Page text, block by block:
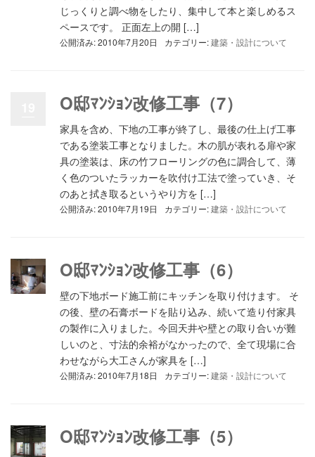
じっくりと調べ物をしたり、集中して本と楽しめるス
ペースです。 正面左上の開 […]
公開済み: 2010年7月20日 カテゴリー:建築・設計について
O邸ﾏﾝｼｮﾝ改修工事（7）
家具を含め、下地の工事が終了し、最後の仕上げ工事
である塗装工事となりました。木の肌が表れる扉や家
具の塗装は、床の竹フローリングの色に調合して、薄
く色のついたラッカーを吹付け工法で塗っていき、そ
のあと拭き取るというやり方を […]
公開済み: 2010年7月19日 カテゴリー:建築・設計について
O邸ﾏﾝｼｮﾝ改修工事（6）
壁の下地ボード施工前にキッチンを取り付けます。 そ
の後、壁の石膏ボードを貼り込み、続いて造り付家具
の製作に入りました。今回天井や壁との取り合いが難
しいのと、寸法的余裕がなかったので、全て現場に合
わせながら大工さんが家具を […]
公開済み: 2010年7月18日 カテゴリー:建築・設計について
O邸ﾏﾝｼｮﾝ改修工事（5）